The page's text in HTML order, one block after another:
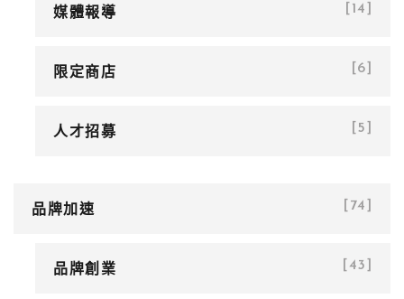
媒體報導 [14]
限定商店 [6]
人才招募 [5]
品牌加速 [74]
品牌創業 [43]